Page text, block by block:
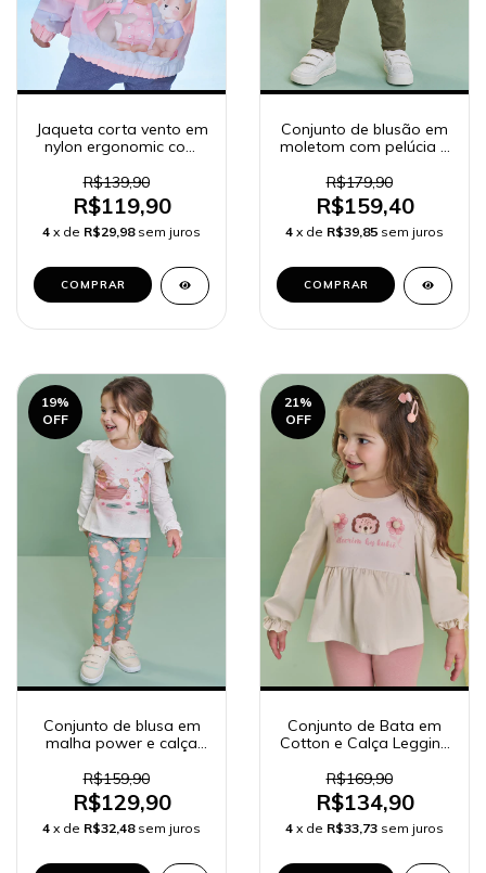
Jaqueta corta vento em
nylon ergonomic com
R$139,90
R$119,90
4 x de R$29,98 sem juros
COMPRAR
Conjunto de blusão em
moletom com pelúcia e
suede 90292
R$179,90
R$159,40
4 x de R$39,85 sem juros
COMPRAR
19%
OFF
Conjunto de blusa em
malha power e calça
90280
R$159,90
R$129,90
4 x de R$32,48 sem juros
21%
OFF
Conjunto de Bata em
Cotton e Calça Legging
Kukiê Bebê Menina
R$169,90
R$134,90
4 x de R$33,73 sem juros